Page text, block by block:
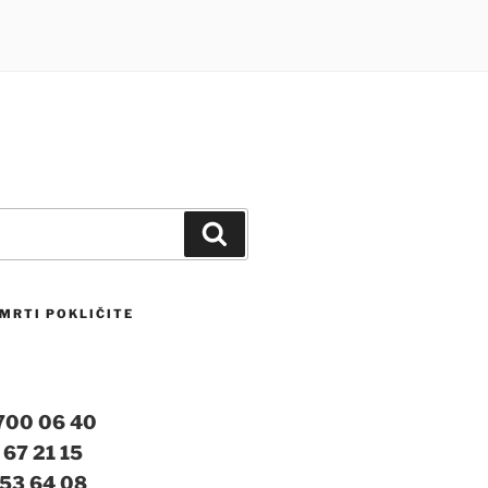
POKLIČITE
06 40
21 15
64 08